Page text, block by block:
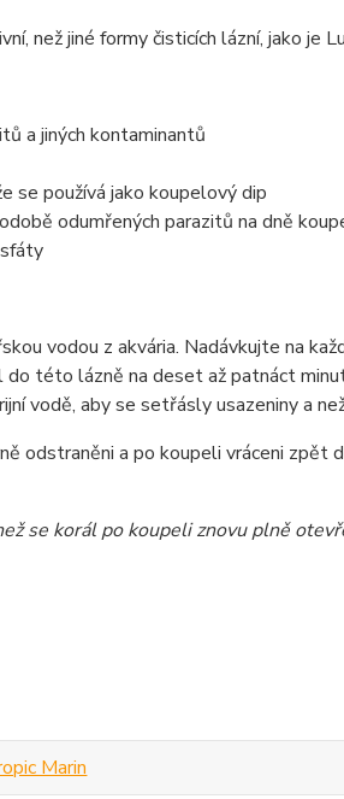
než jiné formy čisticích lázní, jako
a jiných kontaminantů
se používá jako koupelový dip
odumřených parazitů na dně
vodou z akvária. Nadávkujte na
této lázně na deset až patnáct
vodě, aby se setřásly usazeniny a
odstraněni a po koupeli vráceni zpět
se korál po koupeli znovu plně
Marin